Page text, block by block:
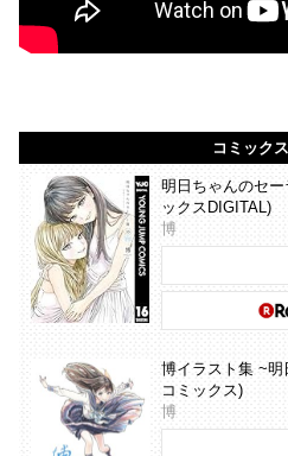
コミック
明日ちゃんのセ
ックスDIGITAL)
博
博イラスト集 ~明
コミックス)
博